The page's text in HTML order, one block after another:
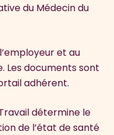
du Médecin du
et au
Les documents sont
adhérent.
détermine le
de l’état de santé